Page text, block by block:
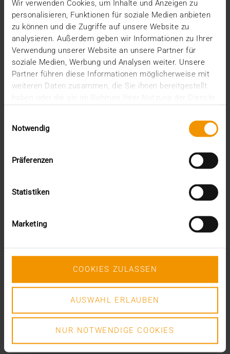
Wir verwenden Cookies, um Inhalte und Anzeigen zu
personalisieren, Funktionen für soziale Medien anbieten
zu können und die Zugriffe auf unsere Website zu
analysieren. Außerdem geben wir Informationen zu Ihrer
Verwendung unserer Website an unsere Partner für
soziale Medien, Werbung und Analysen weiter. Unsere
Partner führen diese Informationen möglicherweise mit
weiteren Daten zusammen, die Sie ihnen bereitgestellt
Notwendig
Präferenzen
Statistiken
Marketing
COOKIES ZULASSEN
AUSWAHL ERLAUBEN
NUR NOTWENDIGE COOKIES
Unser Anwendertag 2018 in Bochum weckte wieder
einmal das Interesse zahlreicher JiveX Nutzer.
Rund…
VISUS HEALTH IT
MEHR ERFAHREN
Was für ein (Volljährigkeits-) Fest!
10.09.2018